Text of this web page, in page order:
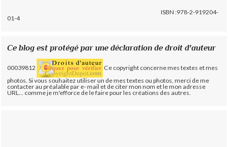
ISBN :978-2-919204-
01-4
Ce blog est protégé par une déclaration de droit d'auteur
00039812
Ce copyright concerne mes textes et mes
photos. Si vous souhaitez utiliser un de mes textes ou photos, merci de me
contacter au préalable par e- mail et de citer mon nom et le mon adresse
URL... comme je m'efforce de le faire pour les créations des autres.